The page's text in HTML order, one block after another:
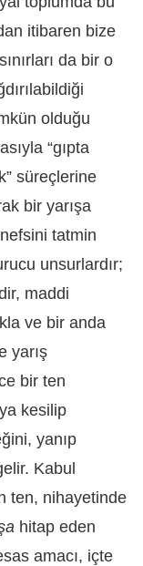
itibaren bize
da bir o
olduğu
“gıpta
süreçlerine
bir yarışa
tatmin
unsurlardır;
maddi
ve bir anda
yarış
bir ten
kesilip
yanıp
Kabul
ten, nihayetinde
hitap eden
amacı, içte